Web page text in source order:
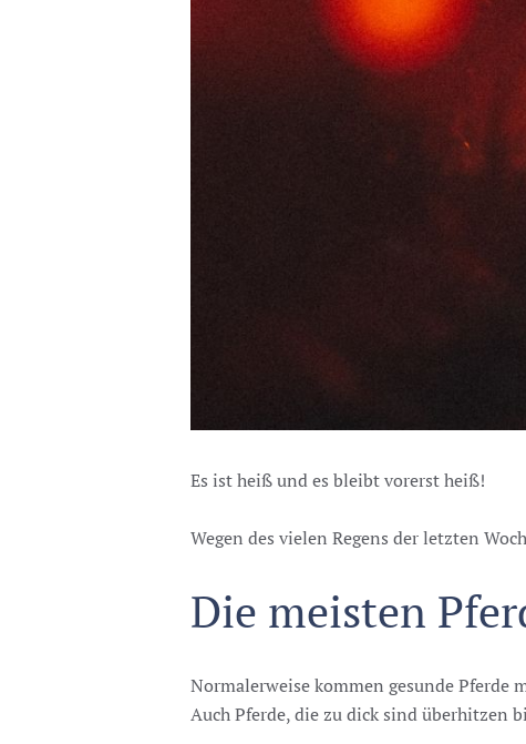
Es ist heiß und es bleibt vorerst heiß!
Wegen des vielen Regens der letzten
Die meisten
Normalerweise kommen gesunde Pferde
Auch Pferde, die zu dick sind überhitzen